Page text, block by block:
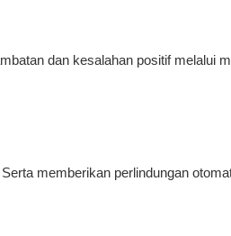
dan kesalahan positif melalui
memberikan perlindungan